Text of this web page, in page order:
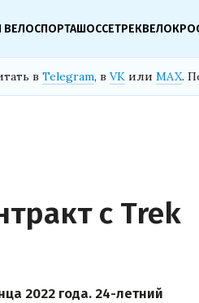
ВЕЛОСПОРТАШОССЕТРЕК
в Telegram, в VK или MAX.
с Trek
2022 года. 24-летний